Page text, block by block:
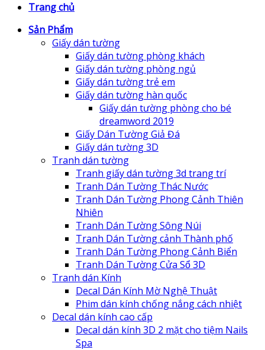
Trang chủ
Sản Phẩm
Giấy dán tường
Giấy dán tường phòng khách
Giấy dán tường phòng ngủ
Giấy dán tường trẻ em
Giấy dán tường hàn quốc
Giấy dán tường phòng cho bé
dreamword 2019
Giấy Dán Tường Giả Đá
Giấy dán tường 3D
Tranh dán tường
Tranh giấy dán tường 3d trang trí
Tranh Dán Tường Thác Nước
Tranh Dán Tường Phong Cảnh Thiên
Nhiên
Tranh Dán Tường Sông Núi
Tranh Dán Tường cảnh Thành phố
Tranh Dán Tường Phong Cảnh Biển
Tranh Dán Tường Cửa Sổ 3D
Tranh dán Kính
Decal Dán Kính Mờ Nghệ Thuật
Phim dán kính chống nắng cách nhiệt
Decal dán kính cao cấp
Decal dán kính 3D 2 mặt cho tiệm Nails
Spa